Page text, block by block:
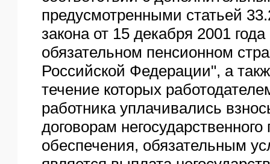
предусмотренными статьей
закона от 15 декабря 2001
обязательном пенсионном
Российской Федерации", а
течение которых
работника уплачивались
договорам негосударственного
обеспечения, обязательным